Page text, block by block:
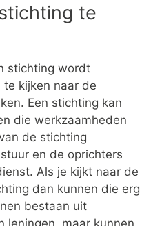
te
stichting wordt
kijken naar de
Een stichting kan
die werkzaamheden
de stichting
en de oprichters
Als je kijkt naar de
dan kunnen die erg
bestaan uit
leningen, maar kunnen